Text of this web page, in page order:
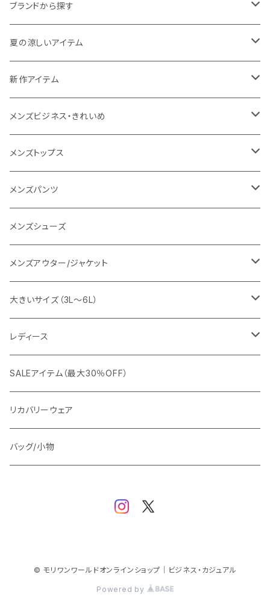
ブランドから探す
THE NORTH FACE
NANGA
1PIU1UGUALE3 RELAX
go slow caravan
SY32 by SWEET YEARS
URBAN SQUARE
EDWIN
snow peak
G-stage
TETEHOMME
TAION
夏の涼しいアイテム
メンズ
レディース
新作アイテム
メンズ
レディース
メンズビジネス・きれいめ
スーツ
カジュアルセットアップ
スラックス
ワイシャツ
シューズ
フォーマル
Tシャツ/ポロシャツ
メンズトップス
Tシャツ/カットソー
シャツ/ポロシャツ
パーカー/スウェット
ニット
メンズパンツ
デニムパンツ
イージーパンツ
スラックス
メンズシューズ
メンズアウター/ジャケット
ジャケット
カジュアルジャケット
ビジネスジャケット
ブルゾン
コート
マウンテンパーカー/アウトドア
ダウン / 中綿アウター
大きいサイズ（3L～6L）
ビジネス
セットアップ
ワイシャツ
カジュアル
ニット/Tシャツ/カットソー
スウェット/パーカー
アウター
レディース
アウター
トップス（ブラウス/カットソー）
ジャケット
SALEアイテム（最大30％OFF）
リカバリーウェア
バッグ/小物
© モリワンワールドオンラインショップ｜ビジネス・カジュアル
Powered by